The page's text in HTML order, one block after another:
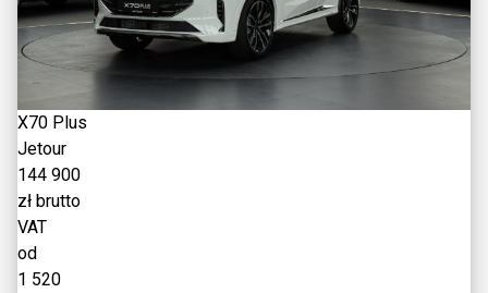
X70 Plus
Jetour
144 900
zł brutto
VAT
od
1 520